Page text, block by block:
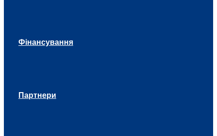
Фінансування
Партнери